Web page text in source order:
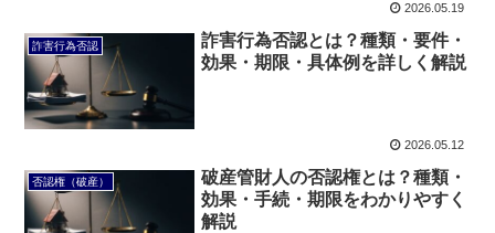
2026.05.19
詐害行為否認
詐害行為否認とは？種類・要件・
効果・期限・具体例を詳しく解説
2026.05.12
否認権（破産）
破産管財人の否認権とは？種類・
効果・手続・期限をわかりやすく
解説